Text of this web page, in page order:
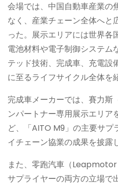
会場では、中国自動車産業の
なく、産業チェーン全体へと
った。展示エリアには世界各
電池材料や電子制御システム
テッド技術、完成車、充電設
に至るライフサイクル全体を
完成車メーカーでは、賽力斯
ンパートナー専用展示エリア
ど、「AITO M9」の主要サプ
イチェーン協業の成果を披露
また、零跑汽車（
サプライヤーの両方の立場で